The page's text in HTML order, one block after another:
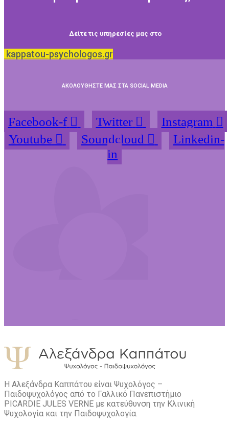
Δείτε τις υπηρεσίες μας στο
kappatou-psychologos.gr
ΑΚΟΛΟΥΘΗΣΤΕ ΜΑΣ ΣΤΑ SOCIAL MEDIA
Facebook-f Twitter
Instagram
Youtube
Soundcloud
Linkedin-
in
Η Αλεξάνδρα Καππάτου είναι Ψυχολόγος –
Παιδοψυχολόγος από το Γαλλικό Πανεπιστήμιο
PICARDIE JULES VERNE με κατεύθυνση την Kλινική
Ψυχολογία και την Παιδοψυχολογία.